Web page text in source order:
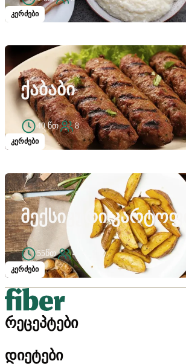
კერძები
კერძები
ᲥᲐᲑᲐᲑᲘ
40 წთ 8
კერძები
ᲛᲔᲥᲡᲘᲙᲣᲠᲘ
55წთ 4
რეცეპტები
დიეტები